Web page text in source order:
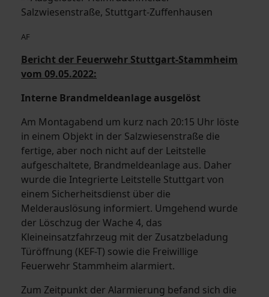
AF
Bericht der Feuerwehr Stuttgart-Stammheim
vom 09.05.2022:
Interne Brandmeldeanlage ausgelöst
Am Montagabend um kurz nach 20:15 Uhr löste
in einem Objekt in der Salzwiesenstraße die
fertige, aber noch nicht auf der Leitstelle
aufgeschaltete, Brandmeldeanlage aus. Daher
wurde die Integrierte Leitstelle Stuttgart von
einem Sicherheitsdienst über die
Melderauslösung informiert. Umgehend wurde
der Löschzug der Wache 4, das
Kleineinsatzfahrzeug mit der Zusatzbeladung
Türöffnung (KEF-T) sowie die Freiwillige
Feuerwehr Stammheim alarmiert.
Zum Zeitpunkt der Alarmierung befand sich die